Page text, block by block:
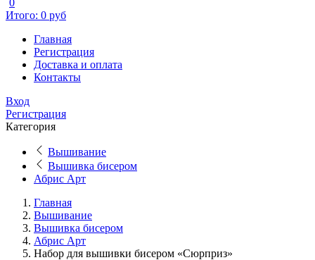
Итого: 0 руб
Главная
Регистрация
Доставка и оплата
Контакты
Вход
Регистрация
Категория
Вышивание
Вышивка бисером
Абрис Арт
Главная
Вышивание
Вышивка бисером
Абрис Арт
Набор для вышивки бисером «Сюрприз»